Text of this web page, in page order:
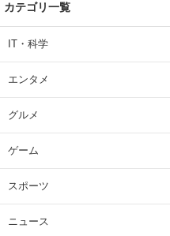
カテゴリ一覧
IT・科学
エンタメ
グルメ
ゲーム
スポーツ
ニュース